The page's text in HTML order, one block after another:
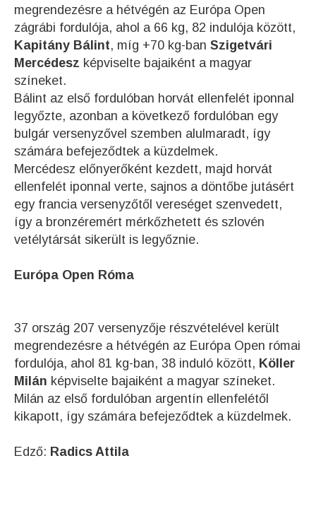
megrendezésre a hétvégén az Európa Open
zágrábi fordulója, ahol a 66 kg, 82 indulója között,
Kapitány Bálint, míg +70 kg-ban Szigetvári
Mercédesz képviselte bajaiként a magyar
színeket.
Bálint az első fordulóban horvát ellenfelét iponnal
legyőzte, azonban a következő fordulóban egy
bulgár versenyzővel szemben alulmaradt, így
számára befejeződtek a küzdelmek.
Mercédesz előnyerőként kezdett, majd horvát
ellenfelét iponnal verte, sajnos a döntőbe jutásért
egy francia versenyzőtől vereséget szenvedett,
így a bronzéremért mérkőzhetett és szlovén
vetélytársát sikerült is legyőznie.
Európa Open Róma
37 ország 207 versenyzője részvételével került
megrendezésre a hétvégén az Európa Open római
fordulója, ahol 81 kg-ban, 38 induló között, Köller
Milán képviselte bajaiként a magyar színeket.
Milán az első fordulóban argentín ellenfelétől
kikapott, így számára befejeződtek a küzdelmek.
Edző: Radics Attila